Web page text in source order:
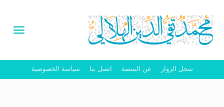
سجل الزوار عن المنصة اتصل بنا سياسة الخصوصية